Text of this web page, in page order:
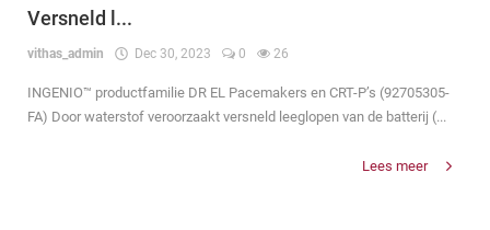
Versneld l...
vithas_admin Dec 30, 2023 0 26
INGENIO™ productfamilie DR EL Pacemakers en CRT-P’s (92705305-
FA) Door waterstof veroorzaakt versneld leeglopen van de batterij (...
Lees meer